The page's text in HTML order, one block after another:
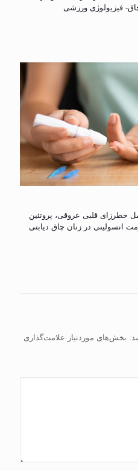
فیزیولوژی ورزشی
خطرزای قلبی عروقی، پروتئین
انسولینی در زنان چاق دیابتی
بخش‌های موردنیاز علامت‌گذاری